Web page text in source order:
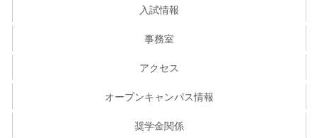
入試情報
事務室
アクセス
オープンキャンパス情報
奨学金関係